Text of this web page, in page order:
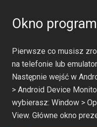
Okno
Pierwsze co musisz
na telefonie lub
Następnie wejść w
> Android Device
wybierasz: Window >
View. Główne okno